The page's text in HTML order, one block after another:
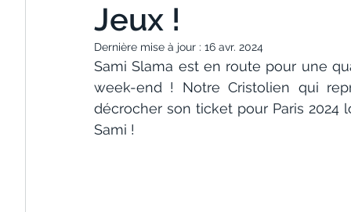
Jeux !
Dernière mise à jour : 16 avr. 2024
Sami Slama est en route pour une
week-end ! Notre Cristolien qui
décrocher son ticket pour Paris 2024
Sami !